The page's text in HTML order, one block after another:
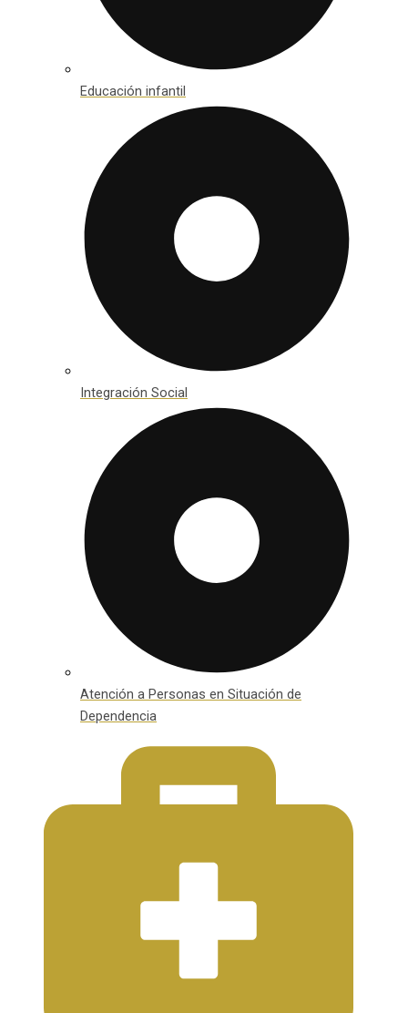
Educación infantil
Integración Social
Atención a Personas en Situación de
Dependencia